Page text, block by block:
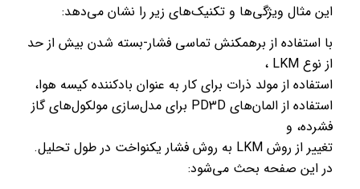
این مثال ویژگی‌ها و تکنیک‌های زیر را نشان می‌دهد:
با استفاده از برهمکنش تماسی فشار-بسته شدن بیش از حد
از نوع LKM ،
استفاده از مولد ذرات برای کار به عنوان بادکننده کیسه هوا،
استفاده از المان‌های PD3D برای مدل‌سازی مولکول‌های گاز
فشرده، و
تغییر از روش LKM به روش فشار یکنواخت در طول تحلیل.
در این صفحه بحث می‌شود: